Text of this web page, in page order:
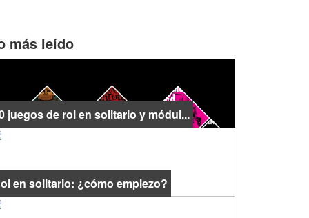
más leído
juegos de rol en solitario y módul...
en solitario: ¿cómo empiezo?